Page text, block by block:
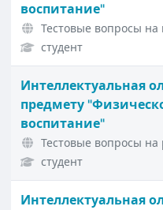
воспитание"
Тестовые вопросы на
студент
Интеллектуальная
предмету
воспитание"
Тестовые вопросы на
студент
Интеллектуальная